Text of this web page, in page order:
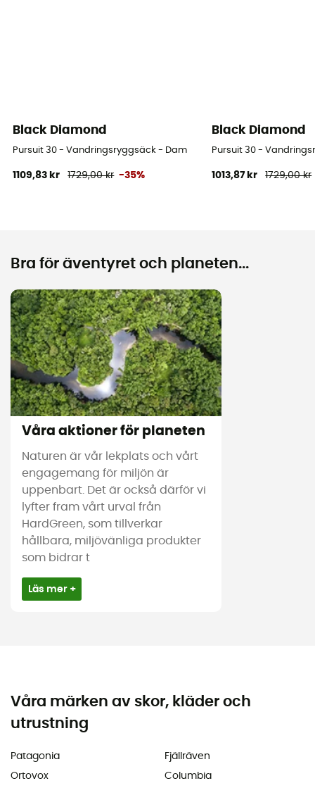
Black Diamond
Pursuit 30 - Vandringsryggsäck - Dam
1109,83 kr 1729,00 kr -35%
Black Diamond
Pursuit 30 -
1013,87 kr 1729,00 kr
Bra för äventyret och planeten...
Våra aktioner för planeten
Naturen är vår lekplats och vårt
engagemang för miljön är
uppenbart. Det är också därför vi
lyfter fram vårt urval från
HardGreen, som tillverkar
hållbara, miljövänliga produkter
som bidrar t
Läs mer +
Våra märken av skor, kläder och
utrustning
Patagonia
Ortovox
Fjällräven
Columbia